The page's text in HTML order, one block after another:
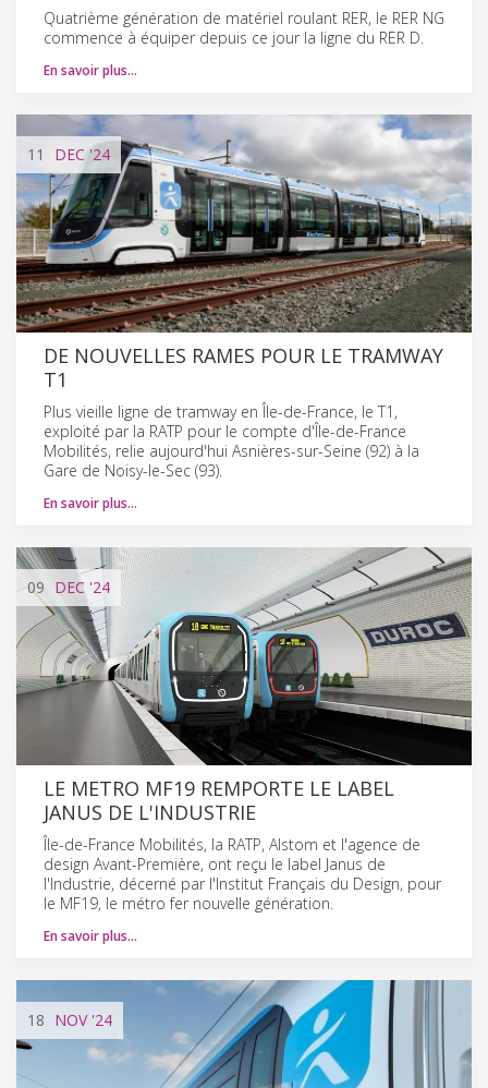
Quatrième génération de matériel roulant RER, le RER NG
commence à équiper depuis ce jour la ligne du RER D.
En savoir plus…
11 DEC'24
DE NOUVELLES RAMES POUR LE TRAMWAY
T1
Plus vieille ligne de tramway en Île-de-France, le T1,
exploité par la RATP pour le compte d'Île-de-France
Mobilités, relie aujourd'hui Asnières-sur-Seine (92) à la
Gare de Noisy-le-Sec (93).
En savoir plus…
09 DEC '24
LE METRO MF19 REMPORTE LE LABEL
JANUS DE L'INDUSTRIE
Île-de-France Mobilités, la RATP, Alstom et l'agence de
design Avant-Première, ont reçu le label Janus de
l'Industrie, décerné par l'Institut Français du Design, pour
le MF19, le métro fer nouvelle génération.
En savoir plus…
18 NOV'24